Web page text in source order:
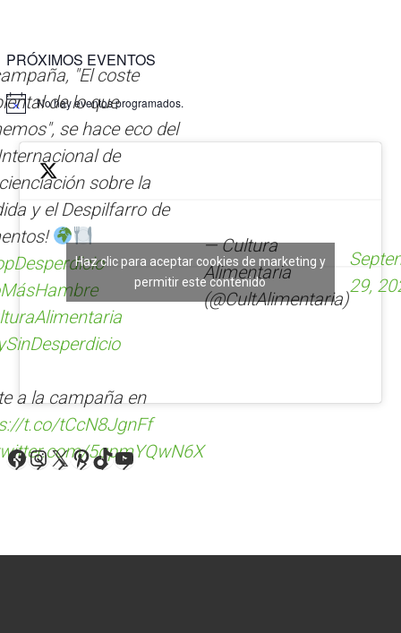
e
r
n
a
t
i
v
:
PRÓXIMOS EVENTOS
No hay eventos programados.
"El coste
de lo que
se hace eco del
de
sobre la
y el Despilfarro de
a la campaña en
t.co/tCcN8JgnFf
5qpmYQwN6X
— Cultura
Alimentaria
(@CultAlimentaria)
29,
Haz clic para aceptar cookies de marketing y
permitir este contenido
Facebook
Instagram
X Pinterest
TikTok
YouTube